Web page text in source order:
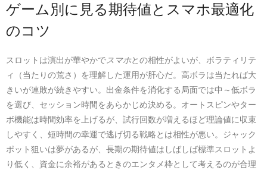
ゲーム別に見る期待値とスマホ最適化
のコツ
スロットは演出が華やかでスマホとの相性がよいが、ボラティリテ
ィ（当たりの荒さ）を理解した運用が肝心だ。高ボラは当たれば大
きいが連敗が続きやすい。出金条件を消化する局面では中～低ボラ
を選び、セッション時間をあらかじめ決める。オートスピンやター
ボ機能は時間効率を上げるが、試行回数が増えるほど理論値に収束
しやすく、短時間の幸運で逃げ切る戦略とは相性が悪い。ジャック
ポット狙いは夢があるが、長期の期待値はしばしば標準スロットよ
り低く、資金に余裕があるときのエンタメ枠として考えるのが合理